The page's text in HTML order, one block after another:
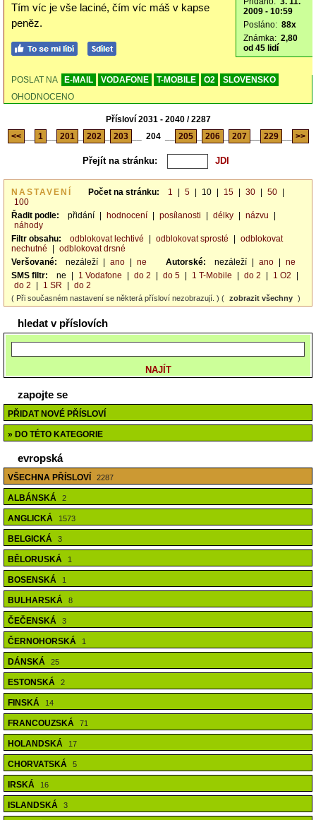
Tím víc je vše laciné, čím víc máš v kapse
peněz.
2009 - 10:59
Posláno: 88x
Známka: 2,80
od 45 lidí
POSLAT NA E-MAIL VODAFONE T-MOBILE O2
SLOVENSKO
OHODNOCENO
Přísloví 2031 - 2040 / 2287
<<
1 201 202 203 204 205 206 207 229 >>
Přejít na stránku:
NASTAVENÍ Počet na stránku: 1 5 10 15 30 50
100
Řadit podle:
přidání hodnocení posílanosti délky názvu
náhody
Filtr obsahu:
odblokovat lechtivé odblokovat sprosté
odblokovat
nechutné
odblokovat drsné
Veršované:
nezáleží ano ne Autorské: nezáleží ano
ne
SMS filtr:
ne 1 Vodafone do 2 do 5 1 T-Mobile do 2 1 O2
do 2
1 SR do 2
( Při současném nastavení se některá přísloví nezobrazují. ) ( zobrazit všechny )
hledat v příslovích
zapojte se
PŘIDAT NOVÉ PŘÍSLOVÍ
» DO TÉTO KATEGORIE
evropská
VŠECHNA PŘÍSLOVÍ 2287
ALBÁNSKÁ 2
ANGLICKÁ 1573
BELGICKÁ 3
BĚLORUSKÁ 1
BOSENSKÁ 1
BULHARSKÁ 8
ČEČENSKÁ 3
ČERNOHORSKÁ 1
DÁNSKÁ 25
ESTONSKÁ 2
FINSKÁ 14
FRANCOUZSKÁ 71
HOLANDSKÁ 17
CHORVATSKÁ 5
IRSKÁ 16
ISLANDSKÁ 3